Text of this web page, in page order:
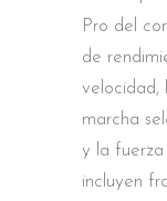
Pro del
de
velocidad,
marcha
y la
incluyen